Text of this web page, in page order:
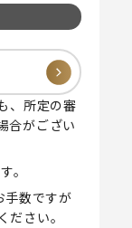
、所定の審
合がござい
。
手数ですが
さい。